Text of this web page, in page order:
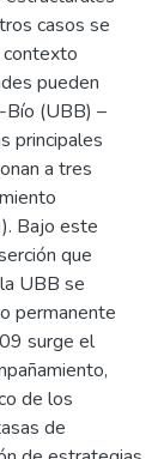
casos se
contexto
pueden
Bío (UBB) –
principales
a tres
Bajo este
que
UBB se
permanente
surge el
de los
de